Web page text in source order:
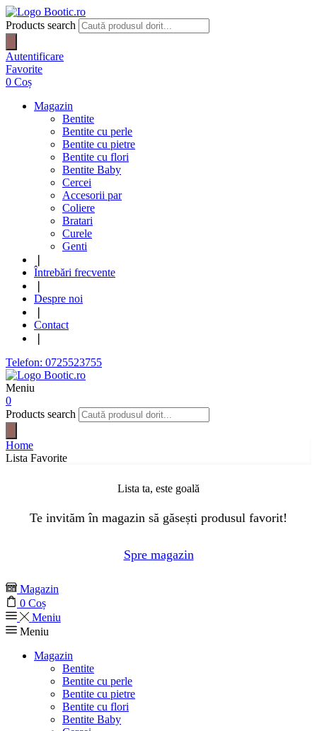
Products search
Autentificare
Favorite
0 Coș
Magazin
Bentite
Bentite cu perle
Bentite cu pietre
Bentite cu flori
Bentite Baby
Cercei
Accesorii par
Coliere
Bratari
Curele
Genti
Întrebări frecvente
Despre noi
Contact
Telefon: 0725523755
Meniu
0
Products search
Home
Lista Favorite
Lista ta, este goală
Te invităm în magazin să găsești produsul favorit!
Spre magazin
Magazin
0 Coș
Meniu
Meniu
Magazin
Bentite
Bentite cu perle
Bentite cu pietre
Bentite cu flori
Bentite Baby